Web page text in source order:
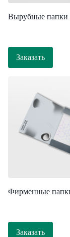
Вырубные
Заказать
Фирменные
Заказать